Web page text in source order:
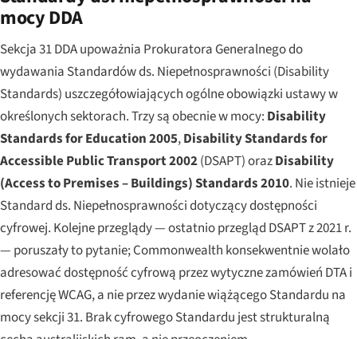
mocy DDA
Sekcja 31 DDA upoważnia Prokuratora Generalnego do
wydawania Standardów ds. Niepełnosprawności (Disability
Standards) uszczegółowiających ogólne obowiązki ustawy w
określonych sektorach. Trzy są obecnie w mocy: Disability
Standards for Education 2005,Disability Standards for
Accessible Public Transport 2002(DSAPT) orazDisability
(Access to Premises – Buildings) Standards 2010. Nie istnieje
Standard ds. Niepełnosprawności dotyczący dostępności
cyfrowej. Kolejne przeglądy — ostatnio przegląd DSAPT z 2021 r.
— poruszały to pytanie; Commonwealth konsekwentnie wolało
adresować dostępność cyfrową przez wytyczne zamówień DTA i
referencję WCAG, a nie przez wydanie wiążącego Standardu na
mocy sekcji 31. Brak cyfrowego Standardu jest strukturalną